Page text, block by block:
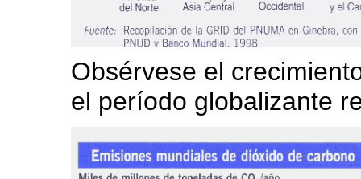
Obsérvese el
el período globalizante